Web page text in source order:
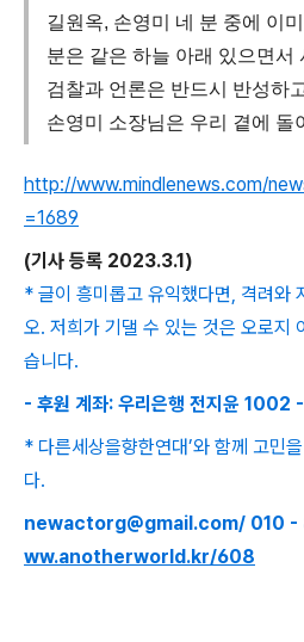
길원옥, 손영미 네 분 중에 이
분은 같은 하늘 아래 있으면서
검찰과 언론은 반드시 반성하
손영미 소장님은 우리 곁에 돌
http://www.mindlenews.com/
=1689
(기사 등록 2023.3.1)
* 글이 흥미롭고 유익했다면, 격려와
오. 저희가 기댈 수 있는 것은 오로지
습니다.
- 후원 계좌: 우리은행 전지윤
* 다른세상을향한연대’와 함께 고민
다.
newactorg@gmail.com/ 010
ww.anotherworld.kr/608